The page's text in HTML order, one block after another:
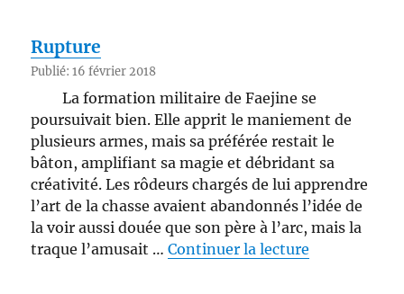
Rupture
Publié: 16 février 2018
La formation militaire de Faejine se
poursuivait bien. Elle apprit le maniement de
plusieurs armes, mais sa préférée restait le
bâton, amplifiant sa magie et débridant sa
créativité. Les rôdeurs chargés de lui apprendre
l’art de la chasse avaient abandonnés l’idée de
la voir aussi douée que son père à l’arc, mais la
traque l’amusait …Continuer la lecture